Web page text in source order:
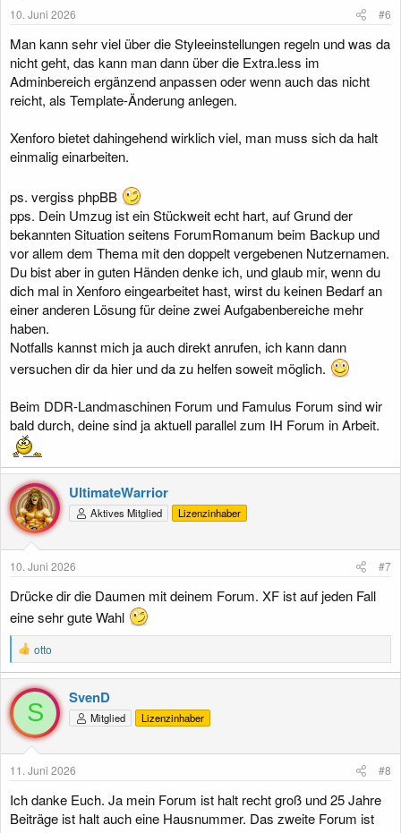
n
10. Juni 2026 #6
Man kann sehr viel über die Styleeinstellungen regeln und was da
nicht geht, das kann man dann über die Extra.less im
Adminbereich ergänzend anpassen oder wenn auch das nicht
reicht, als Template-Änderung anlegen.
Xenforo bietet dahingehend wirklich viel, man muss sich da halt
einmalig einarbeiten.
ps. vergiss phpBB
pps. Dein Umzug ist ein Stückweit echt hart, auf Grund der
bekannten Situation seitens ForumRomanum beim Backup und
vor allem dem Thema mit den doppelt vergebenen Nutzernamen.
Du bist aber in guten Händen denke ich, und glaub mir, wenn du
dich mal in Xenforo eingearbeitet hast, wirst du keinen Bedarf an
einer anderen Lösung für deine zwei Aufgabenbereiche mehr
haben.
Notfalls kannst mich ja auch direkt anrufen, ich kann dann
versuchen dir da hier und da zu helfen soweit möglich.
Beim DDR-Landmaschinen Forum und Famulus Forum sind wir
bald durch, deine sind ja aktuell parallel zum IH Forum in Arbeit.
UltimateWarrior
Aktives Mitglied Lizenzinhaber
10. Juni 2026 #7
Drücke dir die Daumen mit deinem Forum. XF ist auf jeden Fall
eine sehr gute Wahl
R
e
a
k
t
i
o
n
n
otto
S
SvenD
Mitglied Lizenzinhaber
11. Juni 2026 #8
Ich danke Euch. Ja mein Forum ist halt recht groß und 25 Jahre
Beiträge ist halt auch eine Hausnummer. Das zweite Forum ist